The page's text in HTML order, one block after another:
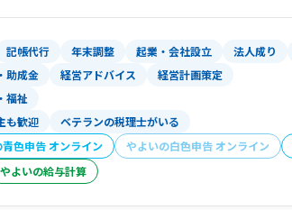
記帳代行 年末調整 起業・会社設立 法人成り
助成金 経営アドバイス 経営計画策定
福祉
も歓迎 ベテランの税理士がいる
色申告 オンライン やよいの白色申告 オンライン
やよいの給与計算